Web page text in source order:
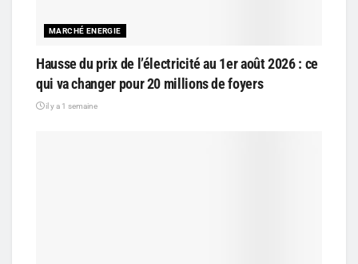
MARCHÉ ENERGIE
Hausse du prix de l’électricité au 1er août 2026 : ce
qui va changer pour 20 millions de foyers
il y a 1 semaine